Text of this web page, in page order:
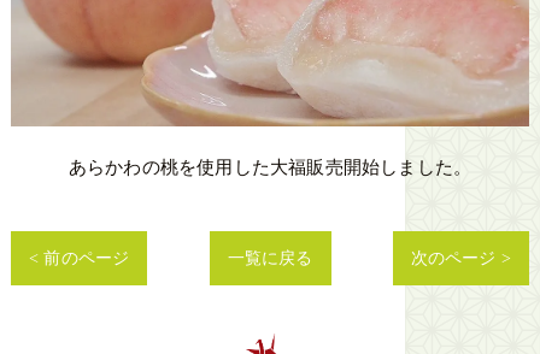
あらかわの桃を使用した大福販売開始しました。
< 前のページ 一覧に戻る 次のページ >